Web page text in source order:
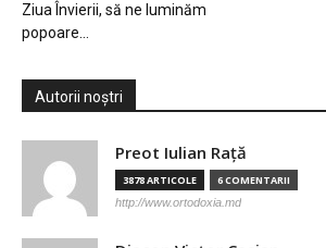
Ziua Învierii, să ne luminăm
popoare…
Autorii noștri
Preot Iulian Raţă
3878 ARTICOLE 6 COMENTARII
http://www.ortodoxia.md